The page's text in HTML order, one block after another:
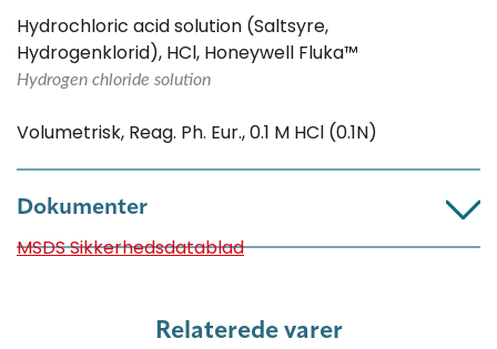
Hydrochloric acid solution (Saltsyre,
Hydrogenklorid), HCl, Honeywell Fluka™
Hydrogen chloride solution
Volumetrisk, Reag. Ph. Eur., 0.1 M HCl (0.1N)
Dokumenter
MSDS Sikkerhedsdatablad
Relaterede varer